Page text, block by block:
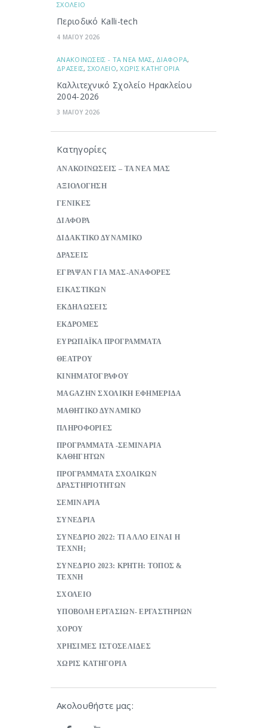
ΣΧΟΛΕΙΟ
Περιοδικό Kalli-tech
4 ΜΑΪΟΥ 2026
ΑΝΑΚΟΙΝΩΣΕΙΣ - ΤΑ ΝΕΑ ΜΑΣ, ΔΙΑΦΟΡΑ,
ΔΡΑΣΕΙΣ, ΣΧΟΛΕΙΟ,ΧΩΡΙΣ ΚΑΤΗΓΟΡΙΑ
Καλλιτεχνικό Σχολείο Ηρακλείου
2004-2026
3 ΜΑΪΟΥ 2026
Κατηγορίες
ΑΝΑΚΟΙΝΩΣΕΙΣ – ΤΑ ΝΕΑ ΜΑΣ
ΑΞΙΟΛΟΓΗΣΗ
ΓΕΝΙΚΕΣ
ΔΙΑΦΟΡΑ
ΔΙΔΑΚΤΙΚΟ ΔΥΝΑΜΙΚΟ
ΔΡΑΣΕΙΣ
ΕΓΡΑΨΑΝ ΓΙΑ ΜΑΣ-ΑΝΑΦΟΡΕΣ
ΕΙΚΑΣΤΙΚΩΝ
ΕΚΔΗΛΩΣΕΙΣ
ΕΚΔΡΟΜΕΣ
ΕΥΡΩΠΑΪΚΑ ΠΡΟΓΡΑΜΜΑΤΑ
ΘΕΑΤΡΟΥ
ΚΙΝΗΜΑΤΟΓΡΑΦΟΥ
ΜAGAZHN ΣΧΟΛΙΚΗ ΕΦΗΜΕΡΙΔΑ
ΜΑΘΗΤΙΚΟ ΔΥΝΑΜΙΚΟ
ΠΛΗΡΟΦΟΡΙΕΣ
ΠΡΟΓΡΑΜΜΑΤΑ -ΣΕΜΙΝΑΡΙΑ
ΚΑΘΗΓΗΤΩΝ
ΠΡΟΓΡΑΜΜΑΤΑ ΣΧΟΛΙΚΩΝ
ΔΡΑΣΤΗΡΙΟΤΗΤΩΝ
ΣΕΜΙΝΑΡΙΑ
ΣΥΝΕΔΡΙΑ
ΣΥΝΕΔΡΙΟ 2022: ΤΙ ΑΛΛΟ ΕΙΝΑΙ Η
ΤΕΧΝΗ;
ΣΥΝΕΔΡΙΟ 2023: ΚΡΗΤΗ: ΤΟΠΟΣ &
ΤΕΧΝΗ
ΣΧΟΛΕΙΟ
ΥΠΟΒΟΛΗ ΕΡΓΑΣΙΩΝ- ΕΡΓΑΣΤΗΡΙΩΝ
ΧΟΡΟΥ
ΧΡΗΣΙΜΕΣ ΙΣΤΟΣΕΛΙΔΕΣ
ΧΩΡΙΣ ΚΑΤΗΓΟΡΙΑ
Ακολουθήστε μας: